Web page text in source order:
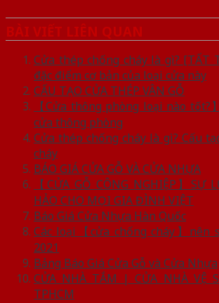
BÀI VIẾT LIÊN QUAN
Cửa thép chống cháy là gì? [TẤT
đặc điểm cơ bản của loại cửa này
CẤU TẠO CỬA THÉP VÂN GỖ
【Cửa thông phòng loại nào tốt?
cửa thông phòng
Cửa thép chống cháy là gì? Cấu
cháy
BÁO GIÁ CỬA GỖ VÀ CỬA NHỰA
【CỬA GỖ CÔNG NGHIỆP】SỰ
HẢO CHO MỌI GIA ĐÌNH VIỆT
Báo Giá Cửa Nhựa Hàn Quốc
Các loại【cửa chống cháy】nên
2021
Bảng Báo Giá Cửa Gỗ và Cửa Nhựa
CỬA NHÀ TẮM | CỬA NHÀ VỆ
TPHCM